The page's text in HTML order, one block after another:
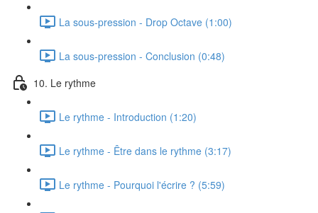
La sous-pression - Drop Octave (1:00)
La sous-pression - Conclusion (0:48)
10. Le rythme
Le rythme - Introduction (1:20)
Le rythme - Être dans le rythme (3:17)
Le rythme - Pourquoi l'écrire ? (5:59)